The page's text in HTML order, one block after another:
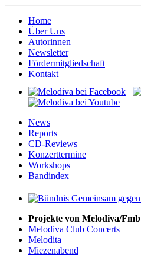
Home
Über Uns
Autorinnen
Newsletter
Fördermitgliedschaft
Kontakt
News
Reports
CD-Reviews
Konzerttermine
Workshops
Bandindex
Projekte von Melodiva/Fmb
Melodiva Club Concerts
Melodita
Miezenabend